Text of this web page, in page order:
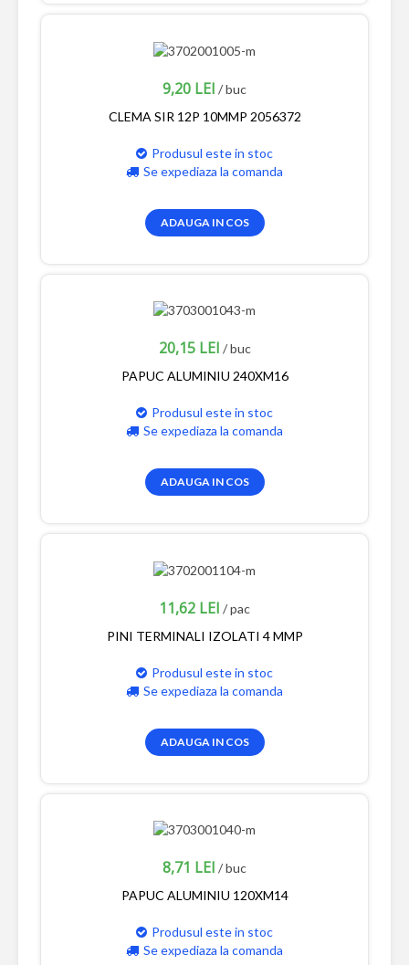
9,20 LEI / buc
CLEMA SIR 12P 10MMP 2056372
Produsul este in stoc
Se expediaza la comanda
ADAUGA IN COS
20,15 LEI / buc
PAPUC ALUMINIU 240XM16
Produsul este in stoc
Se expediaza la comanda
ADAUGA IN COS
11,62 LEI / pac
PINI TERMINALI IZOLATI 4 MMP
Produsul este in stoc
Se expediaza la comanda
ADAUGA IN COS
8,71 LEI / buc
PAPUC ALUMINIU 120XM14
Produsul este in stoc
Se expediaza la comanda